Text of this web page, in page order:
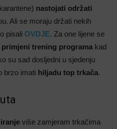
nastojati održati
Ali se moraju držati nekih
pisali OVDJE. Za one lijene se
primjeni trening programa kad
su sad dosljedni u sjedenju
brzo imati hiljadu top trkača.
više zamjeram trkačima